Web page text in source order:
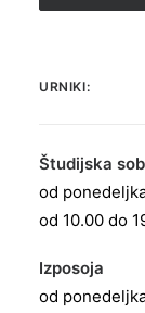
URNIKI:
Študijska
od
od 10.00 do
Izposoja
od